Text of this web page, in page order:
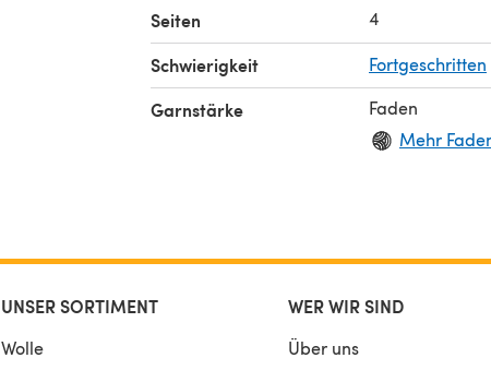
Seiten 4
Schwierigkeit Fortgeschritten
Garnstärke
Faden
Mehr
UNSER SORTIMENT
Wolle
WER WIR SIND
Über uns